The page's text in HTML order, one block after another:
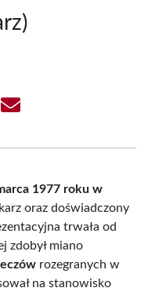
Share
1977 roku w
oraz doświadczony
trwała od
zdobył miano
rozegranych w
na stanowisko